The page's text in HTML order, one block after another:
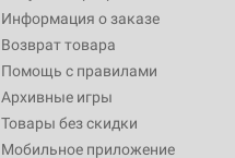
Информация о заказе
Возврат товара
Помощь с правилами
Архивные игры
Товары без скидки
Мобильное приложение